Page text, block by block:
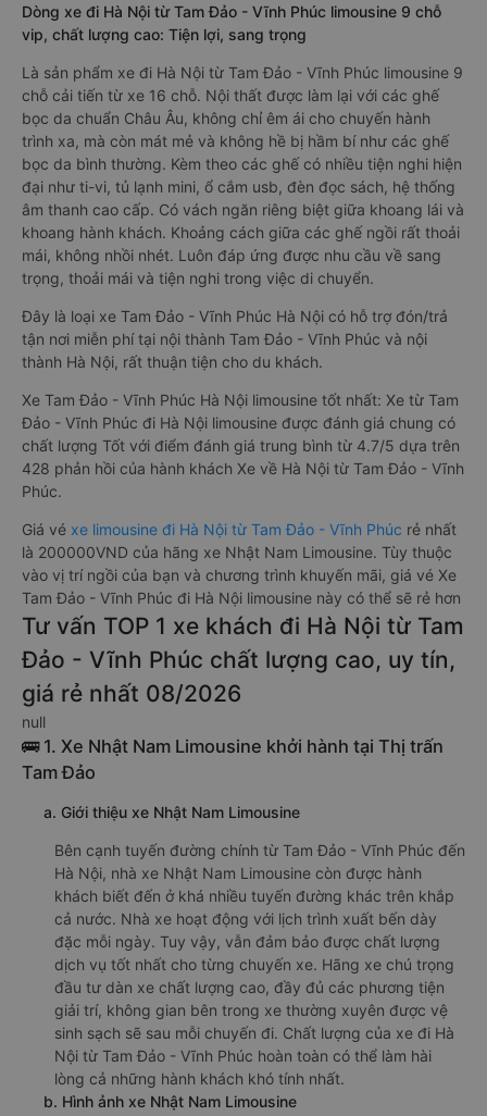
Dòng xe đi Hà Nội từ Tam Đảo - Vĩnh Phúc limousine 9 chỗ
vip, chất lượng cao: Tiện lợi, sang trọng
Là sản phẩm xe đi Hà Nội từ Tam Đảo - Vĩnh Phúc limousine 9
chỗ cải tiến từ xe 16 chỗ. Nội thất được làm lại với các ghế
bọc da chuẩn Châu Âu, không chỉ êm ái cho chuyến hành
trình xa, mà còn mát mẻ và không hề bị hầm bí như các ghế
bọc da bình thường. Kèm theo các ghế có nhiều tiện nghi hiện
đại như ti-vi, tủ lạnh mini, ổ cắm usb, đèn đọc sách, hệ thống
âm thanh cao cấp. Có vách ngăn riêng biệt giữa khoang lái và
khoang hành khách. Khoảng cách giữa các ghế ngồi rất thoải
mái, không nhồi nhét. Luôn đáp ứng được nhu cầu về sang
trọng, thoải mái và tiện nghi trong việc di chuyển.
Đây là loại xe Tam Đảo - Vĩnh Phúc Hà Nội có hỗ trợ đón/trả
tận nơi miễn phí tại nội thành Tam Đảo - Vĩnh Phúc và nội
thành Hà Nội, rất thuận tiện cho du khách.
Xe Tam Đảo - Vĩnh Phúc Hà Nội limousine tốt nhất: Xe từ Tam
Đảo - Vĩnh Phúc đi Hà Nội limousine được đánh giá chung có
chất lượng Tốt với điểm đánh giá trung bình từ 4.7/5 dựa trên
428 phản hồi của hành khách Xe về Hà Nội từ Tam Đảo - Vĩnh
Phúc.
Giá vé xe limousine đi Hà Nội từ Tam Đảo - Vĩnh Phúc rẻ nhất
là 200000VND của hãng xe Nhật Nam Limousine. Tùy thuộc
vào vị trí ngồi của bạn và chương trình khuyến mãi, giá vé Xe
Tam Đảo - Vĩnh Phúc đi Hà Nội limousine này có thể sẽ rẻ hơn
Tư vấn TOP 1 xe khách đi Hà Nội từ Tam
Đảo - Vĩnh Phúc chất lượng cao, uy tín,
giá rẻ nhất 08/2026
null
🚌 1. Xe Nhật Nam Limousine khởi hành tại Thị trấn
Tam Đảo
a. Giới thiệu xe Nhật Nam Limousine
Bên cạnh tuyến đường chính từ Tam Đảo - Vĩnh Phúc đến
Hà Nội, nhà xe Nhật Nam Limousine còn được hành
khách biết đến ở khá nhiều tuyến đường khác trên khắp
cả nước. Nhà xe hoạt động với lịch trình xuất bến dày
đặc mỗi ngày. Tuy vậy, vẫn đảm bảo được chất lượng
dịch vụ tốt nhất cho từng chuyến xe. Hãng xe chú trọng
đầu tư dàn xe chất lượng cao, đầy đủ các phương tiện
giải trí, không gian bên trong xe thường xuyên được vệ
sinh sạch sẽ sau mỗi chuyến đi. Chất lượng của xe đi Hà
Nội từ Tam Đảo - Vĩnh Phúc hoàn toàn có thể làm hài
lòng cả những hành khách khó tính nhất.
b. Hình ảnh xe Nhật Nam Limousine